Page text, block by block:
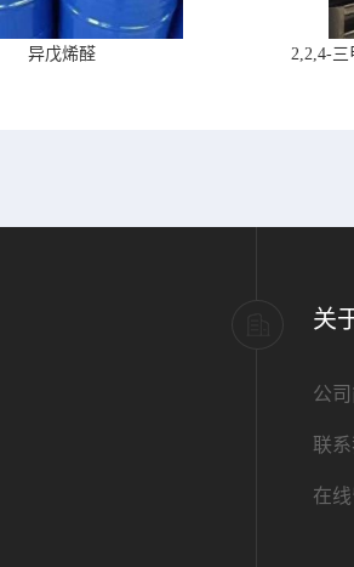
异戊烯醛 2,2,4-
关
公
联
在